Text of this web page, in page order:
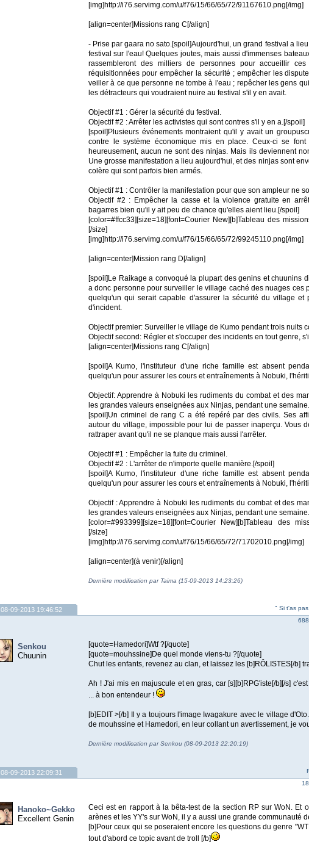
[img]http://i76.servimg.com/u/f76/15/66/65/72/91167610.png[/img]
[align=center]Missions rang C[/align]
- Prise par gaara no sato.[spoil]Aujourd'hui, un grand festival a
festival sur l'eau! Quelques joutes, mais aussi d'immenses
rassembleront des milliers de personnes pour accueillir
réquisitionnées pour empêcher la sécurité ; empêcher les
veiller à ce que personne ne tombe à l'eau ; repêcher les gens
les détracteurs qui voudraient nuire au festival s'il y en avait.
Objectif #1 : Gérer la sécurité du festival.
Objectif #2 : Arrêter les activistes qui sont contres s'il y en a.[/spoil]
[spoil]Plusieurs événements montraient qu'il y avait un
contre le système économique mis en place. Ceux-ci se
heureusement, aucun ne sont des ninjas. Mais ils deviennent
Une grosse manifestation a lieu aujourd'hui, et des ninjas sont
colère qui sont parfois bien armés.
Objectif #1 : Contrôler la manifestation pour que son ampleur ne
Objectif #2 : Empêcher la casse et la violence gratuite en
bagarres bien qu'il y ait peu de chance qu'elles aient lieu.[/spoil]
[color=#ffcc33][size=18][font=Courier New][b]Tableau des
[/size]
[img]http://i76.servimg.com/u/f76/15/66/65/72/99245110.png[/img]
[align=center]Mission rang D[/align]
[spoil]Le Raikage a convoqué la plupart des genins et chuunins
a donc personne pour surveiller le village caché des nuages ces
quelqu'un qui serait capable d'assurer la sécurité du village et
d'incident.
Objectif premier: Surveiller le village de Kumo pendant trois nuits
Objectif second: Régler et s'occuper des incidents en tout genre,
[align=center]Missions rang C[/align]
[spoil]A Kumo, l'instituteur d'une riche famille est absent
quelqu'un pour assurer les cours et entraînements à Nobuki,
Objectif: Apprendre à Nobuki les rudiments du combat et des
les grandes valeurs enseignées aux Ninjas, pendant une
[spoil]Un criminel de rang C a été repéré par des civils. Ses
autour du village, impossible pour lui de passer inaperçu. Vous
rattraper avant qu'il ne se planque mais aussi l'arrêter.
Objectif #1 : Empêcher la fuite du criminel.
Objectif #2 : L'arrêter de n'importe quelle manière.[/spoil]
[spoil]A Kumo, l'instituteur d'une riche famille est absent
quelqu'un pour assurer les cours et entraînements à Nobuki,
Objectif : Apprendre à Nobuki les rudiments du combat et des
les grandes valeurs enseignées aux Ninjas, pendant une
[color=#993399][size=18][font=Courier New][b]Tableau des
[/size]
[img]http://i76.servimg.com/u/f76/15/66/65/72/71702010.png[/img]
[align=center](à venir)[/align]
Dernière modification par Taima (15-09-2013 14:23:26)
" Si t'as
08-09-2013 19:46:52
Senkou
Chuunin
[quote=Hamedori]Wtf ?[/quote]
[quote=mouhssine]De quel monde viens-tu ?[/quote]
Chut les enfants, revenez au clan, et laissez les [b]RÔLISTES[/b]
Ah ! J'ai mis en majuscule et en gras, car [s][b]RPG'iste[/b][/s]
... à bon entendeur !
[b]EDIT >[/b] Il y a toujours l'image Iwagakure avec le village
de mouhssine et Hamedori, en leur collant un avertissement, je
Dernière modification par Senkou (08-09-2013 22:20:19)
08-09-2013 22:09:31
Hanoko~Gekko
Excellent Genin
Ceci est en rapport à la bêta-test de la section RP sur WoN. Et
arènes et les YY's sur WoN, il y a aussi une grande communauté
[b]Pour ceux qui se poseraient encore les questions du genre
tout d'abord ce topic avant de troll [/b]